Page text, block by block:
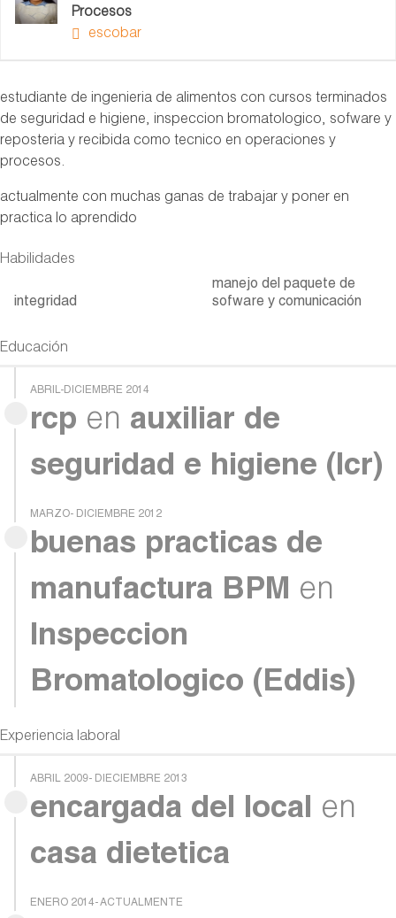
Procesos
escobar
estudiante de ingenieria de alimentos con cursos terminados
de seguridad e higiene, inspeccion bromatologico, sofware y
reposteria y recibida como tecnico en operaciones y
procesos.
actualmente con muchas ganas de trabajar y poner en
practica lo aprendido
Habilidades
integridad
manejo del paquete de
sofware y comunicación
Educación
ABRIL-DICIEMBRE 2014
rcp en auxiliar de
seguridad e higiene (Icr)
MARZO- DICIEMBRE 2012
buenas practicas de
manufactura BPM en
Inspeccion
Bromatologico (Eddis)
Experiencia laboral
ABRIL 2009- DIECIEMBRE 2013
encargada del local en
casa dietetica
ENERO 2014- ACTUALMENTE